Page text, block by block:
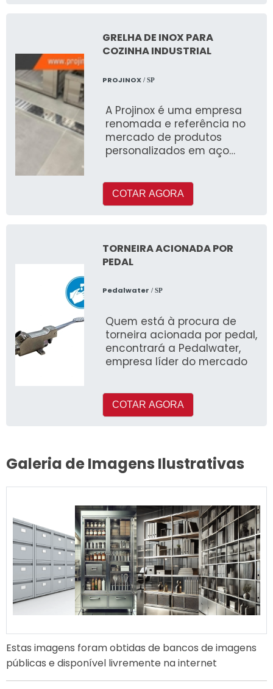
GRELHA DE INOX PARA
COZINHA INDUSTRIAL
PROJINOX/ SP
A Projinox é uma empresa
renomada e referência no
mercado de produtos
personalizados em aço
COTAR AGORA
TORNEIRA ACIONADA POR
PEDAL
Pedalwater / SP
Quem está à procura de
torneira acionada por pedal,
encontrará a Pedalwater,
empresa líder do mercado
COTAR AGORA
Galeria de Imagens Ilustrativas
Estas imagens foram obtidas de bancos de imagens
públicas e disponível livremente na internet